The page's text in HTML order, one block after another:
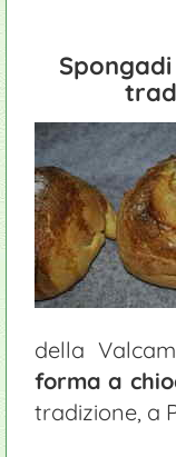
della
forma a
tradizione, a